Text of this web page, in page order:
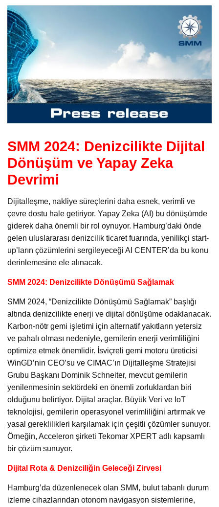
SMM 2024: Denizcilikte Dijital
Dönüşüm ve Yapay Zeka
Devrimi
Dijitalleşme, nakliye süreçlerini daha esnek, verimli ve
çevre dostu hale getiriyor. Yapay Zeka (AI) bu dönüşümde
giderek daha önemli bir rol oynuyor. Hamburg’daki önde
gelen uluslararası denizcilik ticaret fuarında, yenilikçi start-
up’ların çözümlerini sergileyeceği AI CENTER’da bu konu
derinlemesine ele alınacak.
SMM 2024: Denizcilikte Dönüşümü Sağlamak
SMM 2024, “Denizcilikte Dönüşümü Sağlamak” başlığı
altında denizcilikte enerji ve dijital dönüşüme odaklanacak.
Karbon-nötr gemi işletimi için alternatif yakıtların yetersiz
ve pahalı olması nedeniyle, gemilerin enerji verimliliğini
optimize etmek önemlidir. İsviçreli gemi motoru üreticisi
WinGD’nin CEO’su ve CIMAC’ın Dijitalleşme Stratejisi
Grubu Başkanı Dominik Schneiter, mevcut gemilerin
yenilenmesinin sektördeki en önemli zorluklardan biri
olduğunu belirtiyor. Dijital araçlar, Büyük Veri ve IoT
teknolojisi, gemilerin operasyonel verimliliğini artırmak ve
yasal gereklilikleri karşılamak için çeşitli çözümler sunuyor.
Örneğin, Acceleron şirketi Tekomar XPERT adlı kapsamlı
bir çözüm sunuyor.
Dijital Rota & Denizciliğin Geleceği Zirvesi
Hamburg’da düzenlenecek olan SMM, bulut tabanlı durum
izleme cihazlarından otonom navigasyon sistemlerine,